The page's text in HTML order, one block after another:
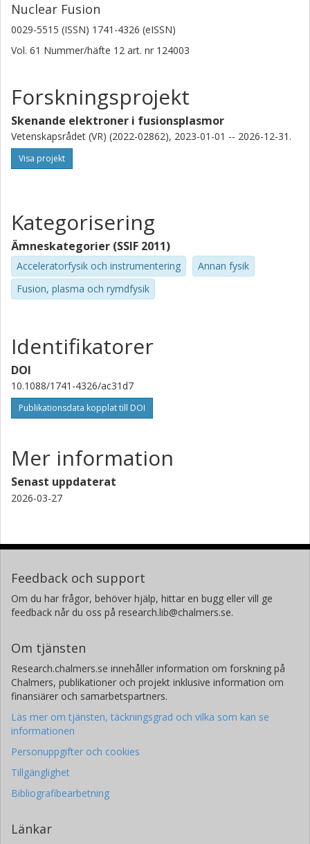
Ola Embréus
Chalmers, Fysik, Subatomär, högenergi- och plasmafysik
Tünde-Maria Fülöp
Chalmers, Fysik, Subatomär, högenergi- och plasmafysik
Forskning Andra publikationer
R. S. Granetz
Mathias Hoppe
Subatomär, högenergi- och plasmafysik DP
Forskning Andra publikationer
Istvan Pusztai
R. Sweeney
Massachusetts Institute of Technology (MIT)
Nuclear Fusion
0029-5515 (ISSN) 1741-4326 (eISSN)
Vol. 61 Nummer/häfte 12 art. nr 124003
Forskningsprojekt
Skenande elektroner i fusionsplasmor
Vetenskapsrådet (VR) (2022-02862), 2023-01-01 -- 2026-12-31.
Visa projekt
Kategorisering
Ämneskategorier (SSIF 2011)
Acceleratorfysik och instrumentering
Annan fysik
Fusion, plasma och rymdfysik
Identifikatorer
DOI
10.1088/1741-4326/ac31d7
Publikationsdata kopplat till DOI
Mer information
Senast uppdaterat
2026-03-27
Feedback och support
Om du har frågor, behöver hjälp, hittar en bugg eller vill ge
feedback når du oss på research.lib@chalmers.se.
Om tjänsten
Research.chalmers.se innehåller information om forskning på
Chalmers, publikationer och projekt inklusive information om
finansiärer och samarbetspartners.
Läs mer om tjänsten, täckningsgrad och vilka som kan se
informationen
Personuppgifter och cookies
Tillgänglighet
Bibliografibearbetning
Länkar